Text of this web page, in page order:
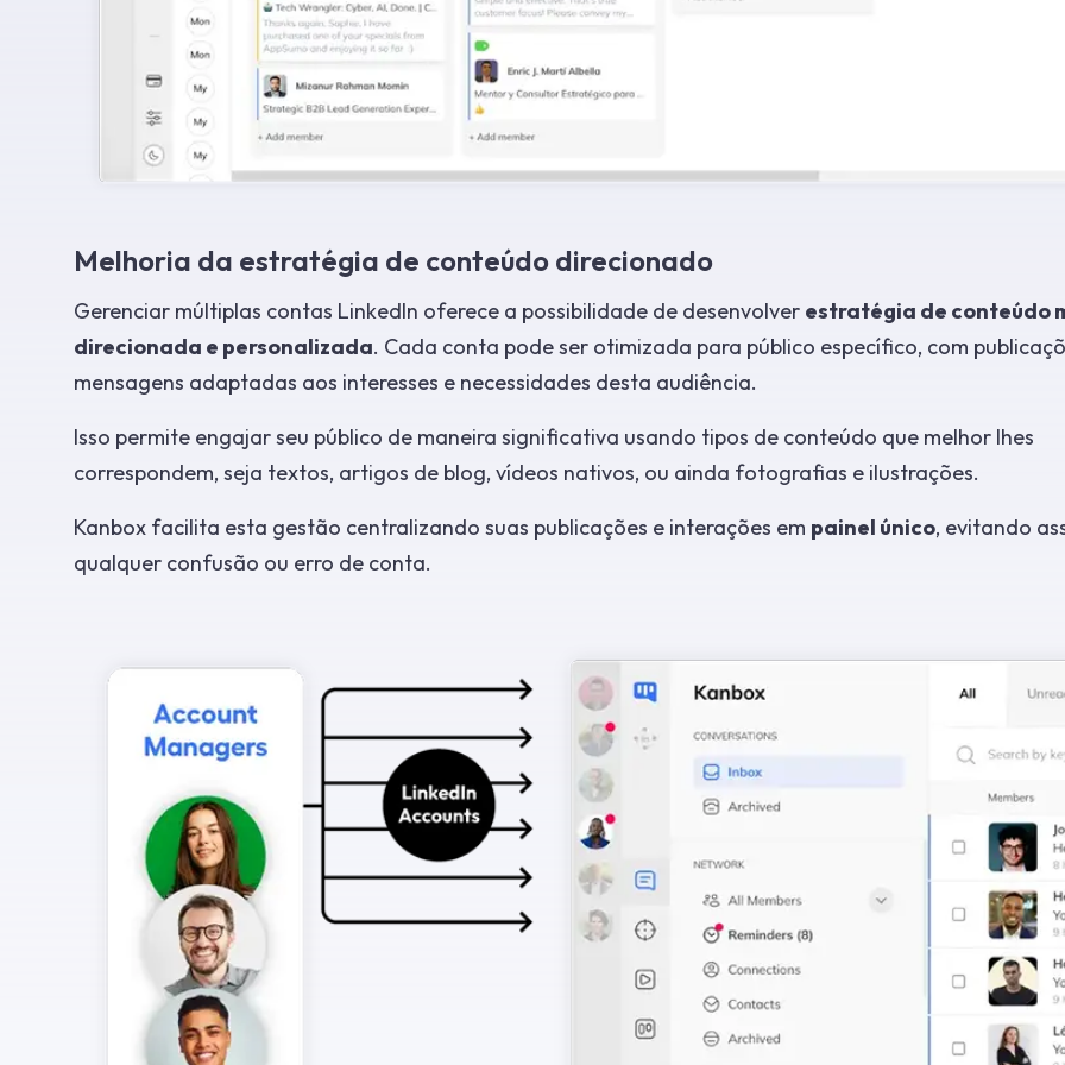
Melhoria da estratégia de conteúdo direcionado
Gerenciar múltiplas contas LinkedIn oferece a possibilidade de desenvolver estratégia de conteúdo
direcionada e personalizada. Cada conta pode ser otimizada para público específico, com
mensagens adaptadas aos interesses e necessidades desta audiência.
Isso permite engajar seu público de maneira significativa usando tipos de conteúdo que melhor lhes
correspondem, seja textos, artigos de blog, vídeos nativos, ou ainda fotografias e ilustrações.
Kanbox facilita esta gestão centralizando suas publicações e interações em painel único, evitando
qualquer confusão ou erro de conta.